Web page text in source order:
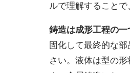
ルで理解すること
鋳造は成形工程の一
固化して最終的な
さい。液体は型の